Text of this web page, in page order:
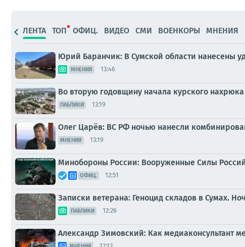
ЛЕНТА ТОП ОФИЦ. ВИДЕО СМИ ВОЕНКОРЫ МНЕНИЯ
Юрий Баранчик: В Сумской области нанесены
МНЕНИЯ 13:46
Во вторую годовщину начала курского
ПАБЛИКИ 13:19
Олег Царёв: ВС РФ ночью нанесли
МНЕНИЯ 13:19
Минобороны России: Вооруженные Силы
ОФИЦ. 12:51
Записки ветерана: Геноцид складов в Сумах.
ПАБЛИКИ 12:26
Александр Зимовский: Как медиаконсультант